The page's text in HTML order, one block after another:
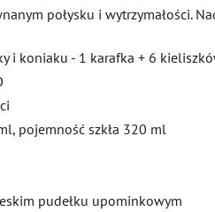
połysku i wytrzymałości.
i koniaku - 1 karafka + 6
pojemność szkła 320 ml
pudełku upominkowym